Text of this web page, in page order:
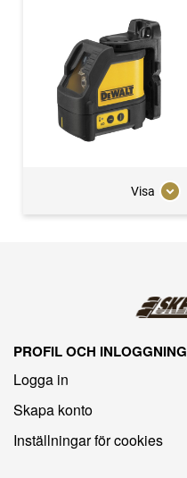
Visa
PROFIL OCH INLOGGNING
Logga in
Skapa konto
Inställningar för cookies